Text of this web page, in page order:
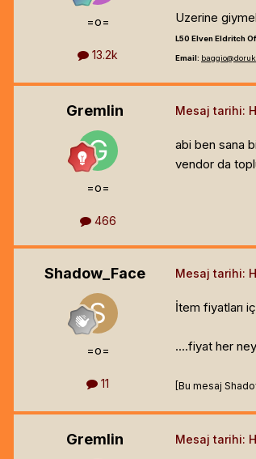
=o=
13.2k
Uzerine
L50 Elven Eldritch
Email:
Gremlin
=o=
466
Mesaj tarihi:
abi ben sana
vendor da
Shadow_Face
=o=
11
Mesaj tarihi:
İtem fiyatları
....fiyat her
[Bu mesaj
Gremlin Mesaj tarihi: